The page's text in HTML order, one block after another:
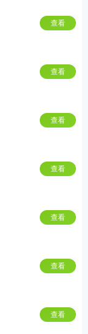
查看
查看
查看
查看
查看
查看
查看